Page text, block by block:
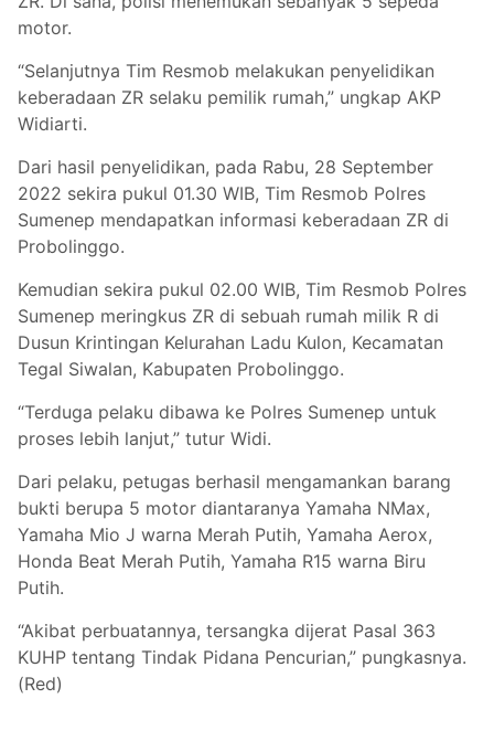
motor.
“Selanjutnya Tim Resmob melakukan penyelidikan
keberadaan ZR selaku pemilik rumah,” ungkap AKP
Widiarti.
Dari hasil penyelidikan, pada Rabu, 28 September
2022 sekira pukul 01.30 WIB, Tim Resmob Polres
Sumenep mendapatkan informasi keberadaan ZR di
Probolinggo.
Kemudian sekira pukul 02.00 WIB, Tim Resmob Polres
Sumenep meringkus ZR di sebuah rumah milik R di
Dusun Krintingan Kelurahan Ladu Kulon, Kecamatan
Tegal Siwalan, Kabupaten Probolinggo.
“Terduga pelaku dibawa ke Polres Sumenep untuk
proses lebih lanjut,” tutur Widi.
Dari pelaku, petugas berhasil mengamankan barang
bukti berupa 5 motor diantaranya Yamaha NMax,
Yamaha Mio J warna Merah Putih, Yamaha Aerox,
Honda Beat Merah Putih, Yamaha R15 warna Biru
Putih.
“Akibat perbuatannya, tersangka dijerat Pasal 363
KUHP tentang Tindak Pidana Pencurian,” pungkasnya.
(Red)